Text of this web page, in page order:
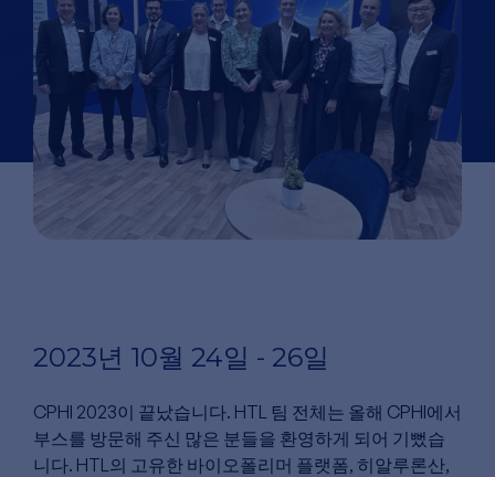
2023년 10월 24일 - 26일
CPHI 2023이 끝났습니다. HTL 팀 전체는 올해 CPHI에서
부스를 방문해 주신 많은 분들을 환영하게 되어 기뻤습
니다. HTL의 고유한 바이오폴리머 플랫폼, 히알루론산,